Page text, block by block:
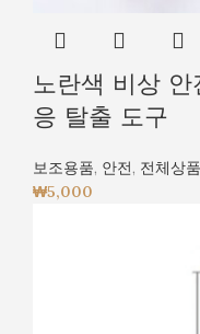
노란색 비상
응 탈출 도구
보조용품, 안전, 전체상품
₩5,000